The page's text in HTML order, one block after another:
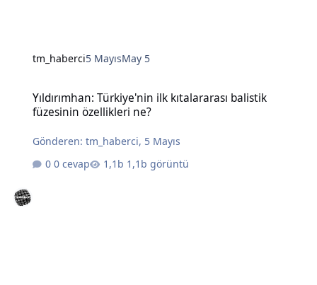
tm_haberci5 MayısMay 5
Yıldırımhan: Türkiye'nin ilk kıtalararası balistik
füzesinin özellikleri ne?
Gönderen:tm_haberci, 5 Mayıs
0 cevap
1,1b görüntü